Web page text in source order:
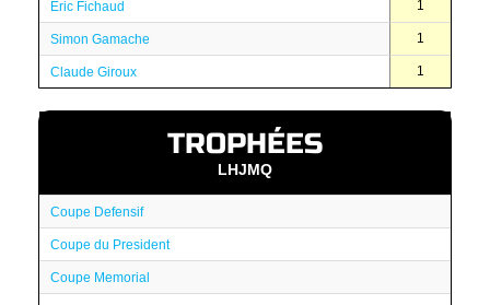
Éric Fichaud 1
Simon Gamache 1
Claude Giroux 1
TROPHÉES
LHJMQ
Coupe Defensif
Coupe du President
Coupe Memorial